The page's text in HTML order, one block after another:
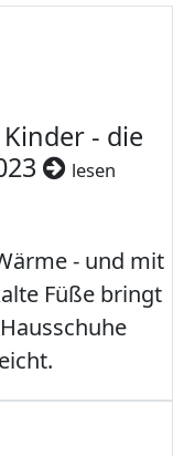
- die
lesen
- und mit
Füße bringt